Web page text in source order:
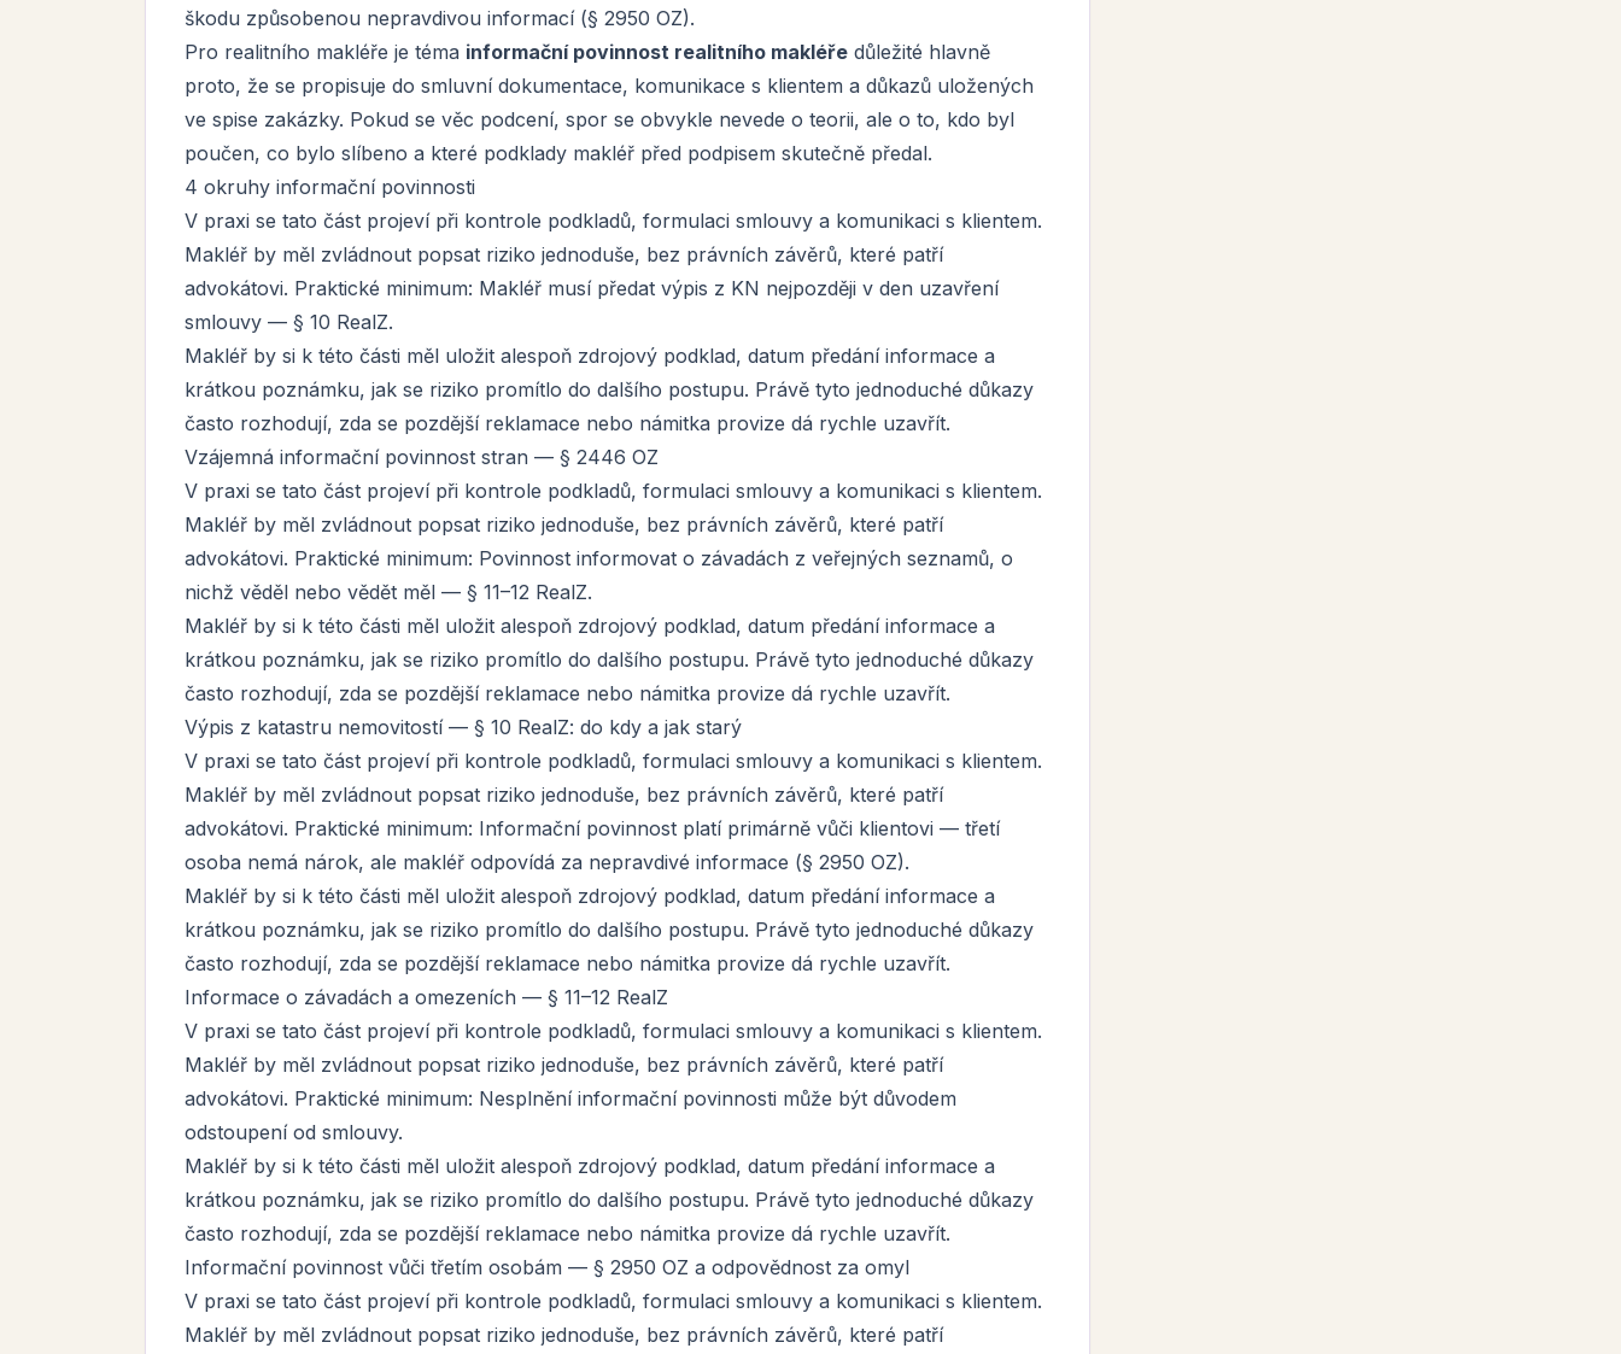
škodu způsobenou nepravdivou informací (§ 2950 OZ).
Pro realitního makléře je téma informační povinnost realitního makléře důležité hlavně
proto, že se propisuje do smluvní dokumentace, komunikace s klientem a důkazů uložených
ve spise zakázky. Pokud se věc podcení, spor se obvykle nevede o teorii, ale o to, kdo byl
poučen, co bylo slíbeno a které podklady makléř před podpisem skutečně předal.
4 okruhy informační povinnosti
V praxi se tato část projeví při kontrole podkladů, formulaci smlouvy a komunikaci s klientem.
Makléř by měl zvládnout popsat riziko jednoduše, bez právních závěrů, které patří
advokátovi. Praktické minimum: Makléř musí předat výpis z KN nejpozději v den uzavření
smlouvy — § 10 RealZ.
Makléř by si k této části měl uložit alespoň zdrojový podklad, datum předání informace a
krátkou poznámku, jak se riziko promítlo do dalšího postupu. Právě tyto jednoduché důkazy
často rozhodují, zda se pozdější reklamace nebo námitka provize dá rychle uzavřít.
Vzájemná informační povinnost stran — § 2446 OZ
V praxi se tato část projeví při kontrole podkladů, formulaci smlouvy a komunikaci s klientem.
Makléř by měl zvládnout popsat riziko jednoduše, bez právních závěrů, které patří
advokátovi. Praktické minimum: Povinnost informovat o závadách z veřejných seznamů, o
nichž věděl nebo vědět měl — § 11–12 RealZ.
Makléř by si k této části měl uložit alespoň zdrojový podklad, datum předání informace a
krátkou poznámku, jak se riziko promítlo do dalšího postupu. Právě tyto jednoduché důkazy
často rozhodují, zda se pozdější reklamace nebo námitka provize dá rychle uzavřít.
Výpis z katastru nemovitostí — § 10 RealZ: do kdy a jak starý
V praxi se tato část projeví při kontrole podkladů, formulaci smlouvy a komunikaci s klientem.
Makléř by měl zvládnout popsat riziko jednoduše, bez právních závěrů, které patří
advokátovi. Praktické minimum: Informační povinnost platí primárně vůči klientovi — třetí
osoba nemá nárok, ale makléř odpovídá za nepravdivé informace (§ 2950 OZ).
Makléř by si k této části měl uložit alespoň zdrojový podklad, datum předání informace a
krátkou poznámku, jak se riziko promítlo do dalšího postupu. Právě tyto jednoduché důkazy
často rozhodují, zda se pozdější reklamace nebo námitka provize dá rychle uzavřít.
Informace o závadách a omezeních — § 11–12 RealZ
V praxi se tato část projeví při kontrole podkladů, formulaci smlouvy a komunikaci s klientem.
Makléř by měl zvládnout popsat riziko jednoduše, bez právních závěrů, které patří
advokátovi. Praktické minimum: Nesplnění informační povinnosti může být důvodem
odstoupení od smlouvy.
Makléř by si k této části měl uložit alespoň zdrojový podklad, datum předání informace a
krátkou poznámku, jak se riziko promítlo do dalšího postupu. Právě tyto jednoduché důkazy
často rozhodují, zda se pozdější reklamace nebo námitka provize dá rychle uzavřít.
Informační povinnost vůči třetím osobám — § 2950 OZ a odpovědnost za omyl
V praxi se tato část projeví při kontrole podkladů, formulaci smlouvy a komunikaci s klientem.
Makléř by měl zvládnout popsat riziko jednoduše, bez právních závěrů, které patří